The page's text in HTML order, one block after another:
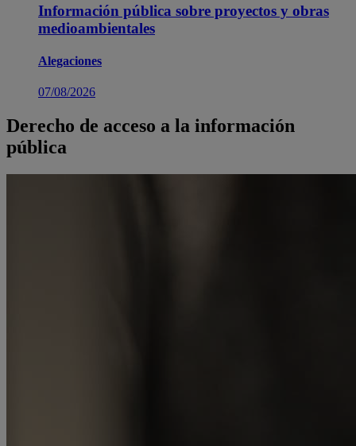
Información pública sobre proyectos y obras
medioambientales
Alegaciones
07/08/2026
Derecho de acceso a la información
pública